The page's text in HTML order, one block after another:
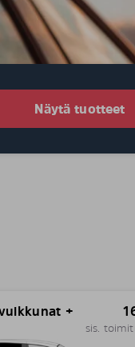
Näytä tuotteet
+
sis.